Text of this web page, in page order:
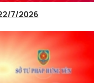
7/2026